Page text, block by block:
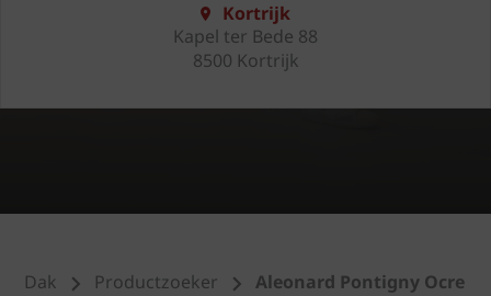
Kortrijk
Kapel ter Bede 88
8500 Kortrijk
Dak Productzoeker
Aleonard Pontigny Ocre